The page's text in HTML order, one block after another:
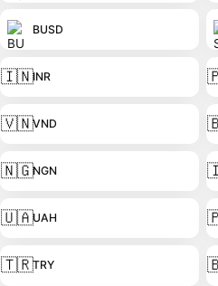
BUSD
🇮🇳INR
🇻🇳VND
🇳🇬NGN
🇺🇦UAH
🇹🇷TRY